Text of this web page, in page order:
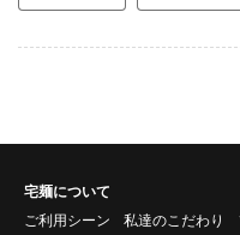
宅麺について
ご利用シーン
私達のこだわり